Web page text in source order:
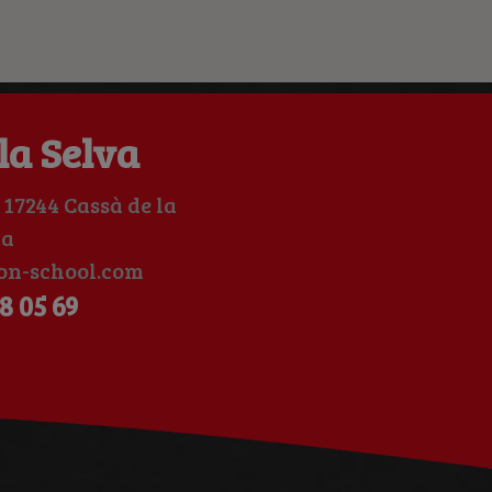
Selva
Cassà de la
school.com
05 69